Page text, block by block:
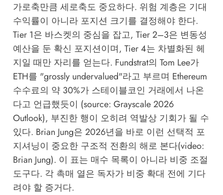
가로축만큼 세로축도 중요하다. 위험 계층은 기대
수익률이 아니라 포지션 크기를 결정해야 한다.
Tier 1은 바스켓의 중심을 잡고, Tier 2–3은 변동성
예산을 둔 확신 포지션이며, Tier 4는 차별화된 헤
지일 때만 자리를 얻는다. Fundstrat의 Tom Lee가
ETH를 "grossly undervalued"라고 부르며 Ethereum
수수료의 약 30%가 스테이블코인 거래에서 나온
다고 언급했듯이 (source: Grayscale 2026
Outlook), 부진한 행이 오히려 역발상 기회가 될 수
있다. Brian Jung은 2026년을 바로 이런 선택적 포
지셔닝이 중요한 구조적 전환의 해로 본다(video:
Brian Jung). 이 표는 매수 목록이 아니라 비중 조절
도구다. 각 촉매 열은 독자가 비중 확대 전에 기다
려야 할 증거다.